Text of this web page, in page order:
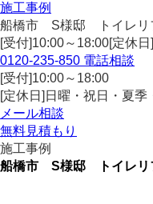
施工事例
船橋市 S様邸 トイレリ
[受付]10:00～18:00[定休
0120-235-850 電話相談
[受付]10:00～18:00
[定休日]日曜・祝日・夏季
メール相談
無料見積もり
施工事例
船橋市 S様邸 トイレリ